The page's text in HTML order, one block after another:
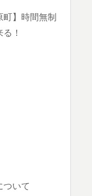
】時間無制
！
ついて